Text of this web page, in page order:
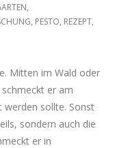
,
, PESTO, REZEPT,
Mitten im Wald oder
er am
werden sollte. Sonst
sondern auch die
er in